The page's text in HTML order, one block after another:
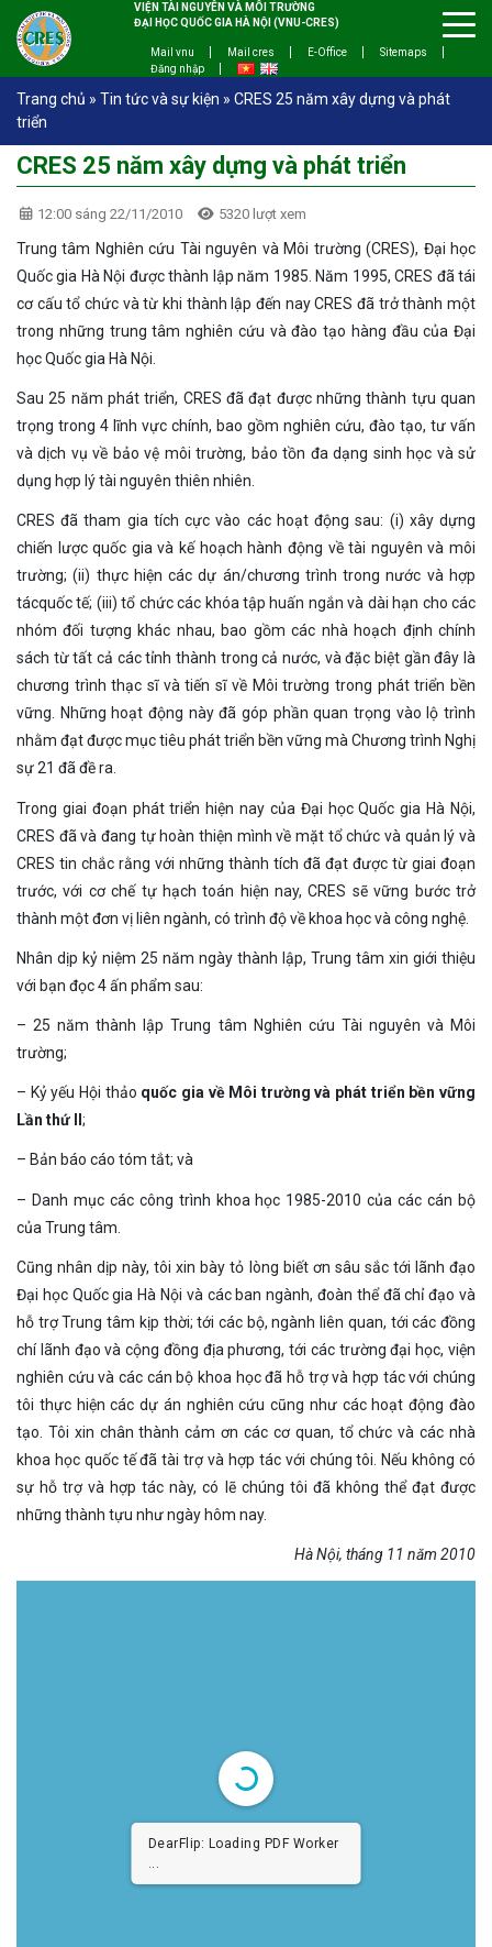
VIỆN TÀI NGUYÊN VÀ MÔI TRƯỜNG
ĐẠI HỌC QUỐC GIA HÀ NỘI (VNU-CRES)
Mail vnu Mail cres E-Office
Sitemaps
Đăng nhập
Trang chủ » Tin tức và sự kiện » CRES 25 năm xây dựng và phát
triển
CRES 25 năm xây dựng và phát triển
12:00 sáng 22/11/2010 5320 lượt xem
Trung tâm Nghiên cứu Tài nguyên và Môi trường (CRES), Đại học
Quốc gia Hà Nội được thành lập năm 1985. Năm 1995, CRES đã tái
cơ cấu tổ chức và từ khi thành lập đến nay CRES đã trở thành một
trong những trung tâm nghiên cứu và đào tạo hàng đầu của Đại
học Quốc gia Hà Nội.
Sau 25 năm phát triển, CRES đã đạt được những thành tựu quan
trọng trong 4 lĩnh vực chính, bao gồm nghiên cứu, đào tạo, tư vấn
và dịch vụ về bảo vệ môi trường, bảo tồn đa dạng sinh học và sử
dụng hợp lý tài nguyên thiên nhiên.
CRES đã tham gia tích cực vào các hoạt động sau: (i) xây dựng
chiến lược quốc gia và kế hoạch hành động về tài nguyên và môi
trường; (ii) thực hiện các dự án/chương trình trong nước và hợp
tácquốc tế; (iii) tổ chức các khóa tập huấn ngắn và dài hạn cho các
nhóm đối tượng khác nhau, bao gồm các nhà hoạch định chính
sách từ tất cả các tỉnh thành trong cả nước, và đặc biệt gần đây là
chương trình thạc sĩ và tiến sĩ về Môi trường trong phát triển bền
vững. Những hoạt động này đã góp phần quan trọng vào lộ trình
nhằm đạt được mục tiêu phát triển bền vững mà Chương trình Nghị
sự 21 đã đề ra.
Trong giai đoạn phát triển hiện nay của Đại học Quốc gia Hà Nội,
CRES đã và đang tự hoàn thiện mình về mặt tổ chức và quản lý và
CRES tin chắc rằng với những thành tích đã đạt được từ giai đoạn
trước, với cơ chế tự hạch toán hiện nay, CRES sẽ vững bước trở
thành một đơn vị liên ngành, có trình độ về khoa học và công nghệ.
Nhân dịp kỷ niệm 25 năm ngày thành lập, Trung tâm xin giới thiệu
với bạn đọc 4 ấn phẩm sau:
– 25 năm thành lập Trung tâm Nghiên cứu Tài nguyên và Môi
trường;
– Kỷ yếu Hội thảo quốc gia về Môi trường và phát triển bền vững
Lần thứ II ;
– Bản báo cáo tóm tắt; và
– Danh mục các công trình khoa học 1985-2010 của các cán bộ
của Trung tâm.
Cũng nhân dịp này, tôi xin bày tỏ lòng biết ơn sâu sắc tới lãnh đạo
Đại học Quốc gia Hà Nội và các ban ngành, đoàn thể đã chỉ đạo và
hỗ trợ Trung tâm kịp thời; tới các bộ, ngành liên quan, tới các đồng
chí lãnh đạo và cộng đồng địa phương, tới các trường đại học, viện
nghiên cứu và các cán bộ khoa học đã hỗ trợ và hợp tác với chúng
tôi thực hiện các dự án nghiên cứu cũng như các hoạt động đào
tạo. Tôi xin chân thành cảm ơn các cơ quan, tổ chức và các nhà
khoa học quốc tế đã tài trợ và hợp tác với chúng tôi. Nếu không có
sự hỗ trợ và hợp tác này, có lẽ chúng tôi đã không thể đạt được
những thành tựu như ngày hôm nay.
Hà Nội, tháng 11 năm 2010
DearFlip: Loading PDF Worker
...